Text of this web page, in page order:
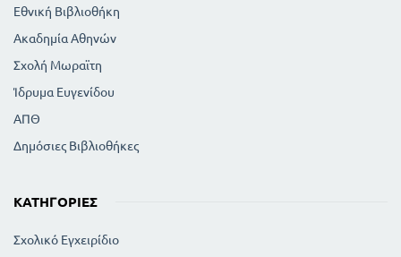
Εθνική Βιβλιοθήκη
Ακαδημία Αθηνών
Σχολή Μωραϊτη
Ίδρυμα Ευγενίδου
ΑΠΘ
Δημόσιες Βιβλιοθήκες
ΚΑΤΗΓΟΡΊΕΣ
Σχολικό Εγχειρίδιο